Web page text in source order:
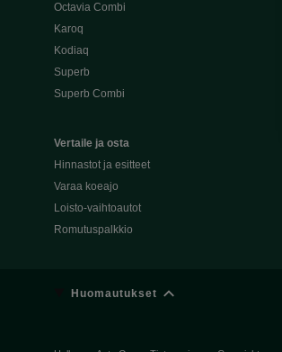
Octavia Combi
Karoq
Kodiaq
Superb
Superb Combi
Vertaile ja osta
Hinnastot ja esitteet
Varaa koeajo
Loisto-vaihtoautot
Romutuspalkkio
Huomautukset